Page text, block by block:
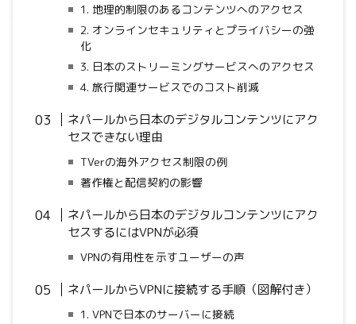
1. 地理的制限のあるコンテンツへのアクセス
2. オンラインセキュリティとプライバシーの強
化
3. 日本のストリーミングサービスへのアクセス
4. 旅行関連サービスでのコスト削減
ネパールから日本のデジタルコンテンツにアク
セスできない理由
TVerの海外アクセス制限の例
著作権と配信契約の影響
ネパールから日本のデジタルコンテンツにアク
セスするにはVPNが必須
VPNの有用性を示すユーザーの声
ネパールからVPNに接続する手順（図解付き）
1. VPNで日本のサーバーに接続